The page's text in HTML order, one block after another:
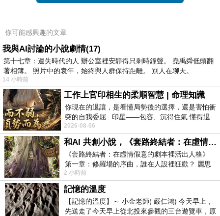
《身心》
The feet should be light, the hands should be soft,
close to, hug, and comfort those who are suffering
physically and mentally
腳要輕，手要軟，親近、擁抱、安慰那些身心受
苦的人
你可能感興趣的文章
我與AI討論的小說劇情(17)
第十七章：遺失時代的人 辦公室裡安靜得只剩時鐘聲。 堯禹舜低頭翻
著相簿。 照片中的袁年，始終與人群保持距離。 別人在聊天。
14 小時前
工作上官印相生的柔順智慧 | 命理知識
你現在的退讓，是看懂局勢後的選擇，還是害怕衝
突的自我委屈 印星——包容、沉得住氣 懂得退
一步觀察，不會
2026-08-06
和AI 共創小說，《套路終結者：在虛情假意的劇本裡活出人格》
《套路終結者：在虛情假意的劇本裡活出人格》
第一章：修羅場的序曲，誰在人設裡狂歡？ 麗思
卡爾頓酒店的總統套房內，燈光昏
2 小時前
記憶的溫度
【記憶的溫度】～ 小金老師( 嚴仁鴻) 今天早上，
先送走了今天早上從北投來參觀的三台遊覽車，原